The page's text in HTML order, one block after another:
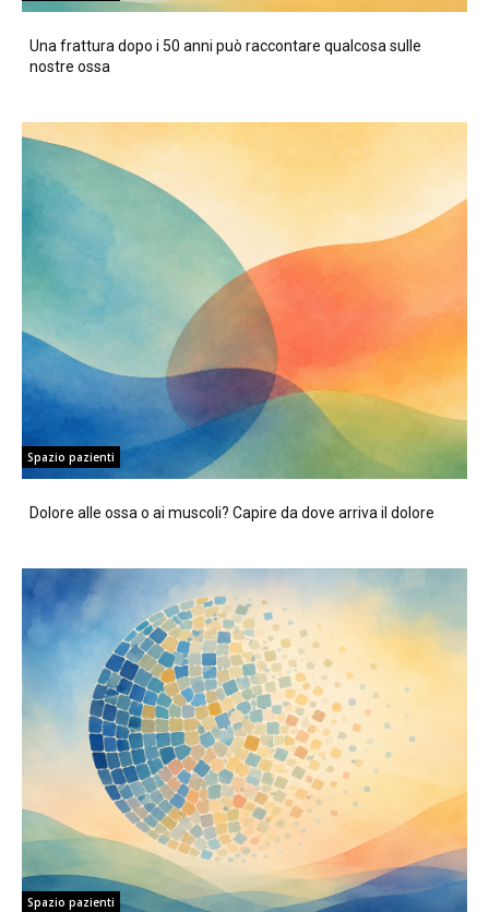
Una frattura dopo i 50 anni può raccontare qualcosa sulle
nostre ossa
Spazio pazienti
Dolore alle ossa o ai muscoli? Capire da dove arriva il dolore
Spazio pazienti